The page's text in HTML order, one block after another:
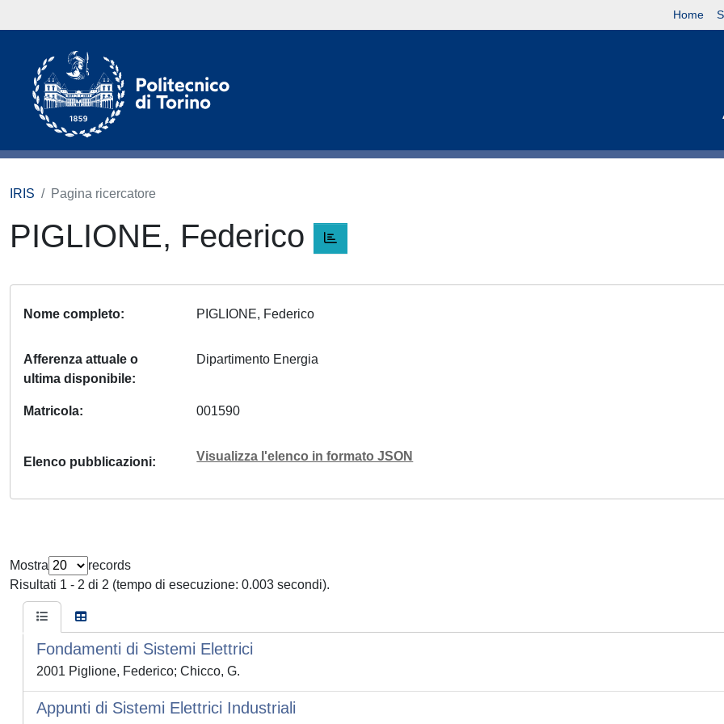
Home
IRIS Pagina ricercatore
PIGLIONE, Federico
Nome completo PIGLIONE, Federico
Afferenza attuale o
ultima disponibile
Dipartimento Energia
Matricola 001590
Elenco pubblicazioni Visualizza l'elenco in formato JSON
Mostra
records
Risultati 1 - 2 di 2 (tempo di esecuzione: 0.003 secondi).
Fondamenti di Sistemi Elettrici
2001 Piglione, Federico; Chicco, G.
Appunti di Sistemi Elettrici Industriali